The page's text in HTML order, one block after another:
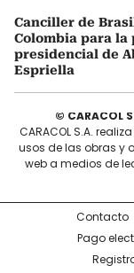
Canciller de
Colombia para la
presidencial de
Espriella
© CARACOL
CARACOL S.A.
usos de las obras y
web a medios de
Contacto
Pago